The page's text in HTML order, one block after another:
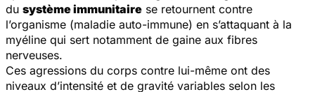
du système immunitaire se retournent contre
l’organisme (maladie auto-immune) en s’attaquant à la
myéline qui sert notamment de gaine aux fibres
nerveuses.
Ces agressions du corps contre lui-même ont des
niveaux d’intensité et de gravité variables selon les